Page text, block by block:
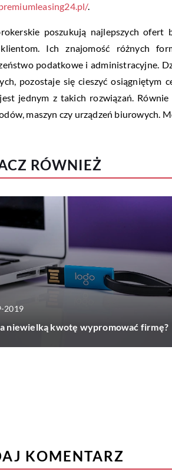
.
poszukują najlepszych ofert
Ich znajomość różnych
podatkowe i administracyjne.
pozostaje się cieszyć osiągniętym
jednym z takich rozwiązań.
maszyn czy urządzeń biurowych.
RÓWNIEŻ
2019
niewielką kwotę wypromować firmę?
KOMENTARZ